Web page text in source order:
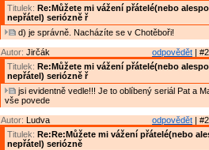
Titulek: Re:Můžete mi vážení přátelé(nebo
nepřátel) seriózně ř
d) je správně. Nacházíte se v Chotěboři!
odpovědět |
Autor: Jirčák
Titulek: Re:Můžete mi vážení přátelé(nebo
nepřátel) seriózně ř
jsi evidentně vedle!!! Je to oblíbený seriál Pat a
vše povede
odpovědět |
Autor: Ludva
Titulek: Re:Re:Můžete mi vážení přátelé(nebo
nepřátel) seriózně